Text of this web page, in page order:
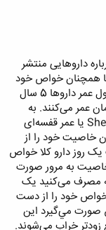
داروهایی منتشر
آنها همچنان خواص خود
را حفظ کرده بودند. به گفته‌ این گزارش حداکثر طول عمر داروها 5 سال
عمر می‌کنند. به
مدت‌زمانی که دارو ماندگار است اصطلاحا Shelf Life یا عمر قفسه‌ای
خاصیت خود را از
روز دارو کلا خواص
به مرور صورت
که مصرف می‌کنید یک
آن دارو ممکن است 20 درصد خواص خود را از دست
مي‌گيرد این
خراب می‌شوند.